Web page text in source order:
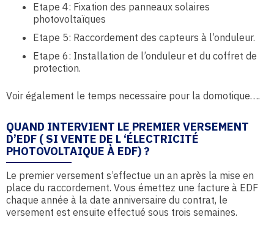
Etape 4: Fixation des panneaux solaires
photovoltaïques
Etape 5: Raccordement des capteurs à l’onduleur.
Etape 6: Installation de l’onduleur et du coffret de
protection.
Voir également le temps necessaire pour la domotique….
QUAND INTERVIENT LE PREMIER VERSEMENT
D’EDF ( SI VENTE DE L ‘ÉLECTRICITÉ
PHOTOVOLTAIQUE À EDF) ?
Le premier versement s’effectue un an après la mise en
place du raccordement. Vous émettez une facture à EDF
chaque année à la date anniversaire du contrat, le
versement est ensuite effectué sous trois semaines.